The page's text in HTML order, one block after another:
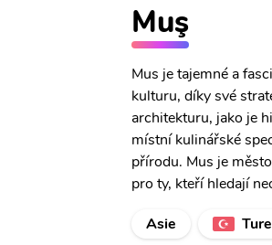
Muş
Mus je tajemné a
kulturu, díky své
architekturu, jako je
místní kulinářské
přírodu. Mus je
pro ty, kteří hledají
Asie